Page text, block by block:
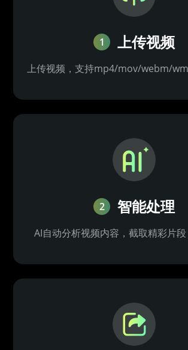
1 上传视频
上传视频，支持mp4/mov/webm/
2 智能处理
AI自动分析视频内容，截取精彩片